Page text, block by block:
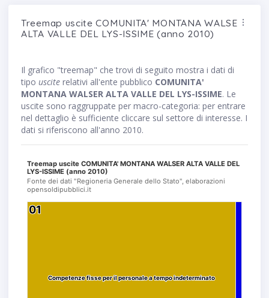
Treemap uscite COMUNITA' MONTANA WALSER
ALTA VALLE DEL LYS-ISSIME (anno 2010)
Il grafico "treemap" che trovi di seguito mostra i dati di
tipo uscite relativi all'ente pubblico COMUNITA'
MONTANA WALSER ALTA VALLE DEL LYS-ISSIME. Le
uscite sono raggruppate per macro-categoria: per entrare
nel dettaglio è sufficiente cliccare sul settore di interesse. I
dati si riferiscono all'anno 2010.
Treemap uscite COMUNITA' MONTANA WALSER ALTA VALLE DEL
LYS-ISSIME (anno 2010)
Fonte dei dati "Regioneria Generale dello Stato", elaborazioni
opensoldipubblici.it
01
01
Competenze fisse per il personale a tempo indeterminato
Competenze fisse per il personale a tempo indeterminato